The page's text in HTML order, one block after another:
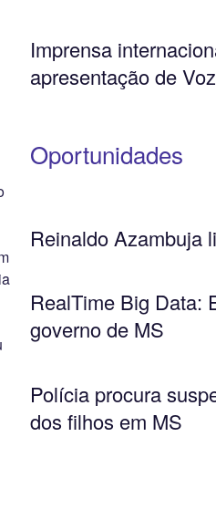
Imprensa
apresentação de
Oportunidades
Reinaldo Azambuja
RealTime Big Data:
governo de MS
Polícia procura
dos filhos em MS